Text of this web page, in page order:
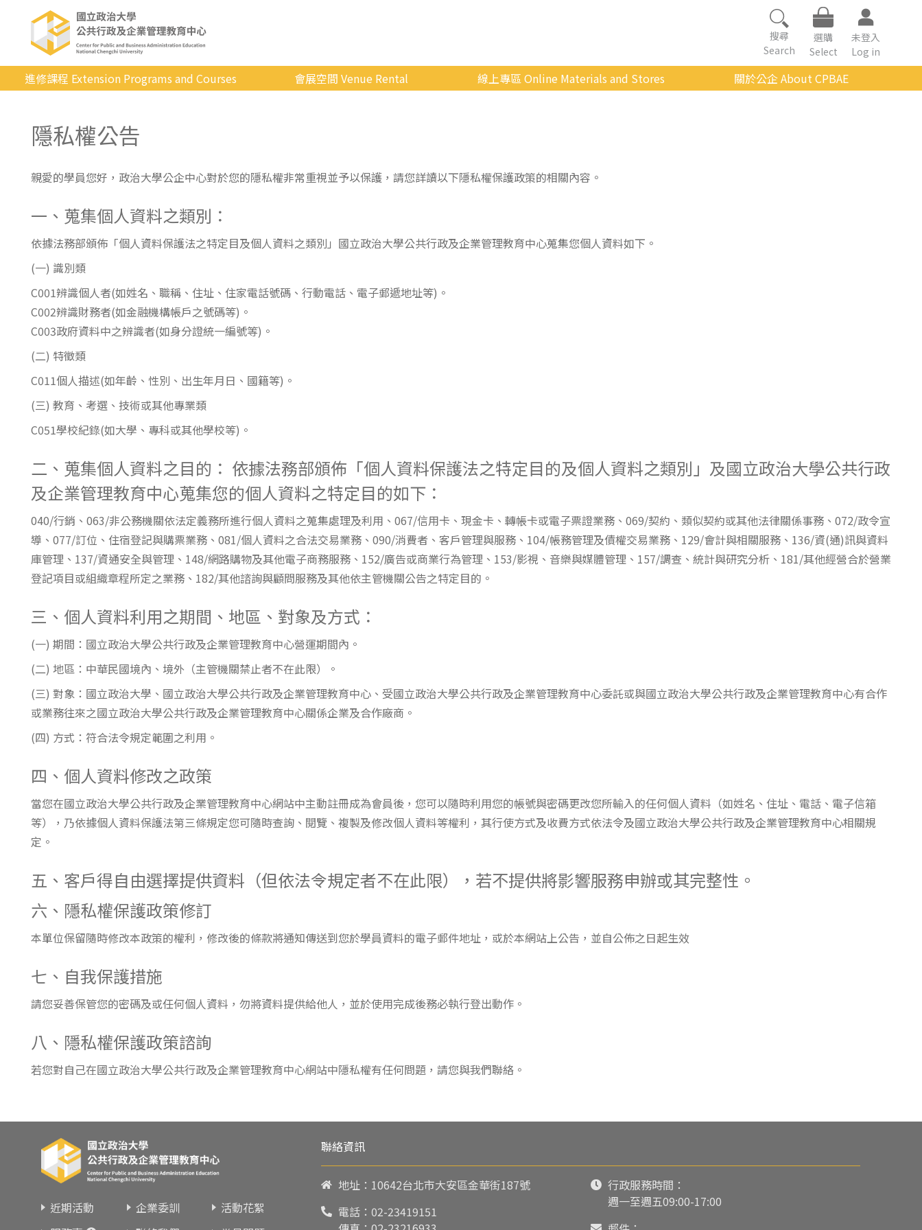
搜尋
Search
選購
Select
未登入
Log in
進修課程 Extension Programs and Courses
專業/學分
商管/永續
科技/生活
健康運動
日韓語
東南亞語
語言檢定
採購專業
隨班附讀
免費講座
會展空間 Venue Rental
使用辦法
歷年活動
線上專區 Online Materials and Stores
關於公企 About CPBAE
隱私權公告
親愛的學員您好，政治大學公企中心對於您的隱私權非常重視並予以保護，請您詳讀以下隱私權保護政策的相關內容。
一、蒐集個人資料之類別：
依據法務部頒佈「個人資料保護法之特定目及個人資料之類別」國立政治大學公共行政及企業管理教育中心蒐集您個人資料如下。
(一) 識別類
C001辨識個人者(如姓名、職稱、住址、住家電話號碼、行動電話、電子郵遞地址等)。
C002辨識財務者(如金融機構帳戶之號碼等)。
C003政府資料中之辨識者(如身分證統一編號等)。
(二) 特徵類
C011個人描述(如年齡、性別、出生年月日、國籍等)。
(三) 教育、考選、技術或其他專業類
C051學校紀錄(如大學、專科或其他學校等)。
二、蒐集個人資料之目的： 依據法務部頒佈「個人資料保護法之特定目的及個人資料之類別」及國立政治大學公共行政
及企業管理教育中心蒐集您的個人資料之特定目的如下：
040/行銷、063/非公務機關依法定義務所進行個人資料之蒐集處理及利用、067/信用卡、現金卡、轉帳卡或電子票證業務、069/契約、類似契約或其他法律關係事務、072/政令宣
導、077/訂位、住宿登記與購票業務、081/個人資料之合法交易業務、090/消費者、客戶管理與服務、104/帳務管理及債權交易業務、129/會計與相關服務、136/資(通)訊與資料
庫管理、137/資通安全與管理、148/網路購物及其他電子商務服務、152/廣告或商業行為管理、153/影視、音樂與媒體管理、157/調查、統計與研究分析、181/其他經營合於營業
登記項目或組織章程所定之業務、182/其他諮詢與顧問服務及其他依主管機關公告之特定目的。
三、個人資料利用之期間、地區、對象及方式：
(一) 期間：國立政治大學公共行政及企業管理教育中心營運期間內。
(二) 地區：中華民國境內、境外（主管機關禁止者不在此限）。
(三) 對象：國立政治大學、國立政治大學公共行政及企業管理教育中心、受國立政治大學公共行政及企業管理教育中心委託或與國立政治大學公共行政及企業管理教育中心有合作
或業務往來之國立政治大學公共行政及企業管理教育中心關係企業及合作廠商。
(四) 方式：符合法令規定範圍之利用。
四、個人資料修改之政策
當您在國立政治大學公共行政及企業管理教育中心網站中主動註冊成為會員後，您可以隨時利用您的帳號與密碼更改您所輸入的任何個人資料（如姓名、住址、電話、電子信箱
等），乃依據個人資料保護法第三條規定您可隨時查詢、閱覽、複製及修改個人資料等權利，其行使方式及收費方式依法令及國立政治大學公共行政及企業管理教育中心相關規
定。
五、客戶得自由選擇提供資料（但依法令規定者不在此限），若不提供將影響服務申辦或其完整性。
六、隱私權保護政策修訂
本單位保留隨時修改本政策的權利，修改後的條款將通知傳送到您於學員資料的電子郵件地址，或於本網站上公告，並自公佈之日起生效
七、自我保護措施
請您妥善保管您的密碼及或任何個人資料，勿將資料提供給他人，並於使用完成後務必執行登出動作。
八、隱私權保護政策諮詢
若您對自己在國立政治大學公共行政及企業管理教育中心網站中隱私權有任何問題，請您與我們聯絡。
近期活動 企業委訓
活動花絮
聯絡資訊
地址：10642台北市大安區金華街187號
電話： 02-23419151
行政服務時間：
週一至週五09:00-17:00